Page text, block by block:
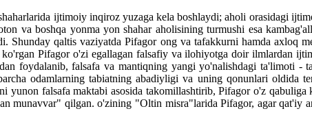
ijtimoiy inqiroz yuzaga kela boshlaydi; aholi orasidagi
va boshqa yonma yon shahar aholisining turmushi esa
qaltis vaziyatda Pifagor ong va tafakkurni hamda axloq
Pifagor o'zi egallagan falsafiy va ilohiyotga doir ilmlardan
foydalanib, falsafa va mantiqning yangi yo'nalishdagi ta'limoti -
odamlarning tabiatning abadiyligi va uning qonunlari oldida
yunon falsafa maktabi asosida takomillashtirib, Pifagor o'z
munavvar" qilgan. o'zining "Oltin misra"larida Pifagor, agar qat'iy